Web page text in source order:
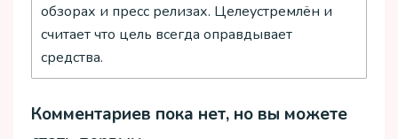
обзорах и пресс релизах. Целеустремлён и
считает что цель всегда оправдывает
средства.
Комментариев пока нет, но вы можете